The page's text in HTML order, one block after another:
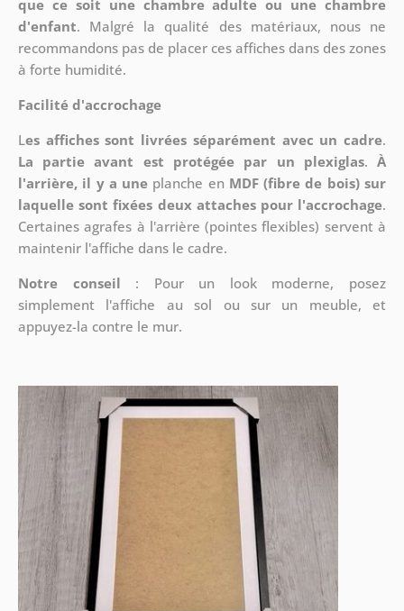
que ce soit une chambre adulte ou une chambre
d'enfant. Malgré la qualité des matériaux, nous ne
recommandons pas de placer ces affiches dans des zones
à forte humidité.
Facilité d'accrochage
Les affiches sont livrées séparément avec un cadre.
La partie avant est protégée par un plexiglas.À
l'arrière, il y a une planche en MDF (fibre de bois) sur
laquelle sont fixées deux attaches pour l'accrochage.
Certaines agrafes à l'arrière (pointes flexibles) servent à
maintenir l'affiche dans le cadre.
Notre conseil : Pour un look moderne, posez
simplement l'affiche au sol ou sur un meuble, et
appuyez-la contre le mur.